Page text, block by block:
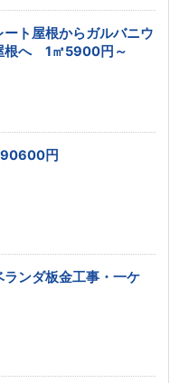
ト屋根からガルバニウ
根へ 1㎡5900円～
円
ンダ板金工事・一ケ